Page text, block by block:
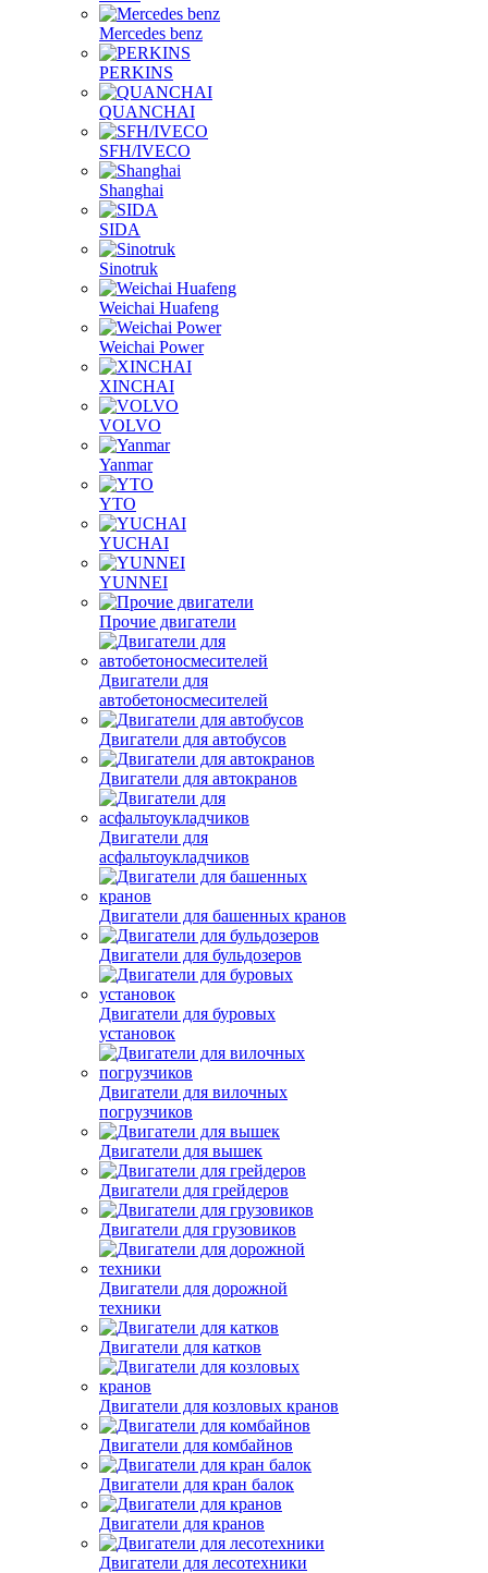
Mercedes benz
PERKINS
QUANCHAI
SFH/IVECO
Shanghai
SIDA
Sinotruk
Weichai Huafeng
Weichai Power
XINCHAI
VOLVO
Yanmar
YTO
YUCHAI
YUNNEI
Прочие двигатели
Двигатели для
автобетоносмесителей
Двигатели для автобусов
Двигатели для автокранов
Двигатели для
асфальтоукладчиков
Двигатели для башенных кранов
Двигатели для бульдозеров
Двигатели для буровых
установок
Двигатели для вилочных
погрузчиков
Двигатели для вышек
Двигатели для грейдеров
Двигатели для грузовиков
Двигатели для дорожной
техники
Двигатели для катков
Двигатели для козловых кранов
Двигатели для комбайнов
Двигатели для кран балок
Двигатели для кранов
Двигатели для лесотехники